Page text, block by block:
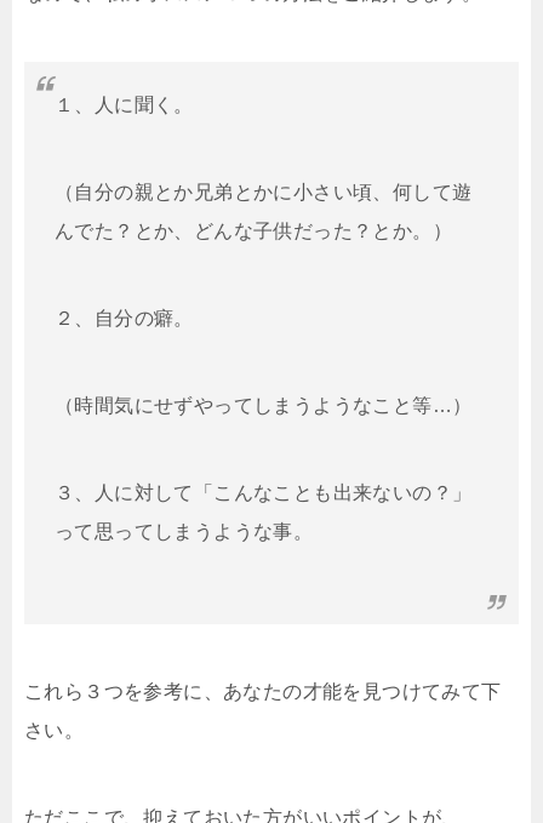
１、人に聞く。
（自分の親とか兄弟とかに小さい頃、何して遊
んでた？とか、どんな子供だった？とか。）
２、自分の癖。
（時間気にせずやってしまうようなこと等…）
３、人に対して「こんなことも出来ないの？」
って思ってしまうような事。
これら３つを参考に、あなたの才能を見つけてみて下
さい。
ただここで、抑えておいた方がいいポイントが、